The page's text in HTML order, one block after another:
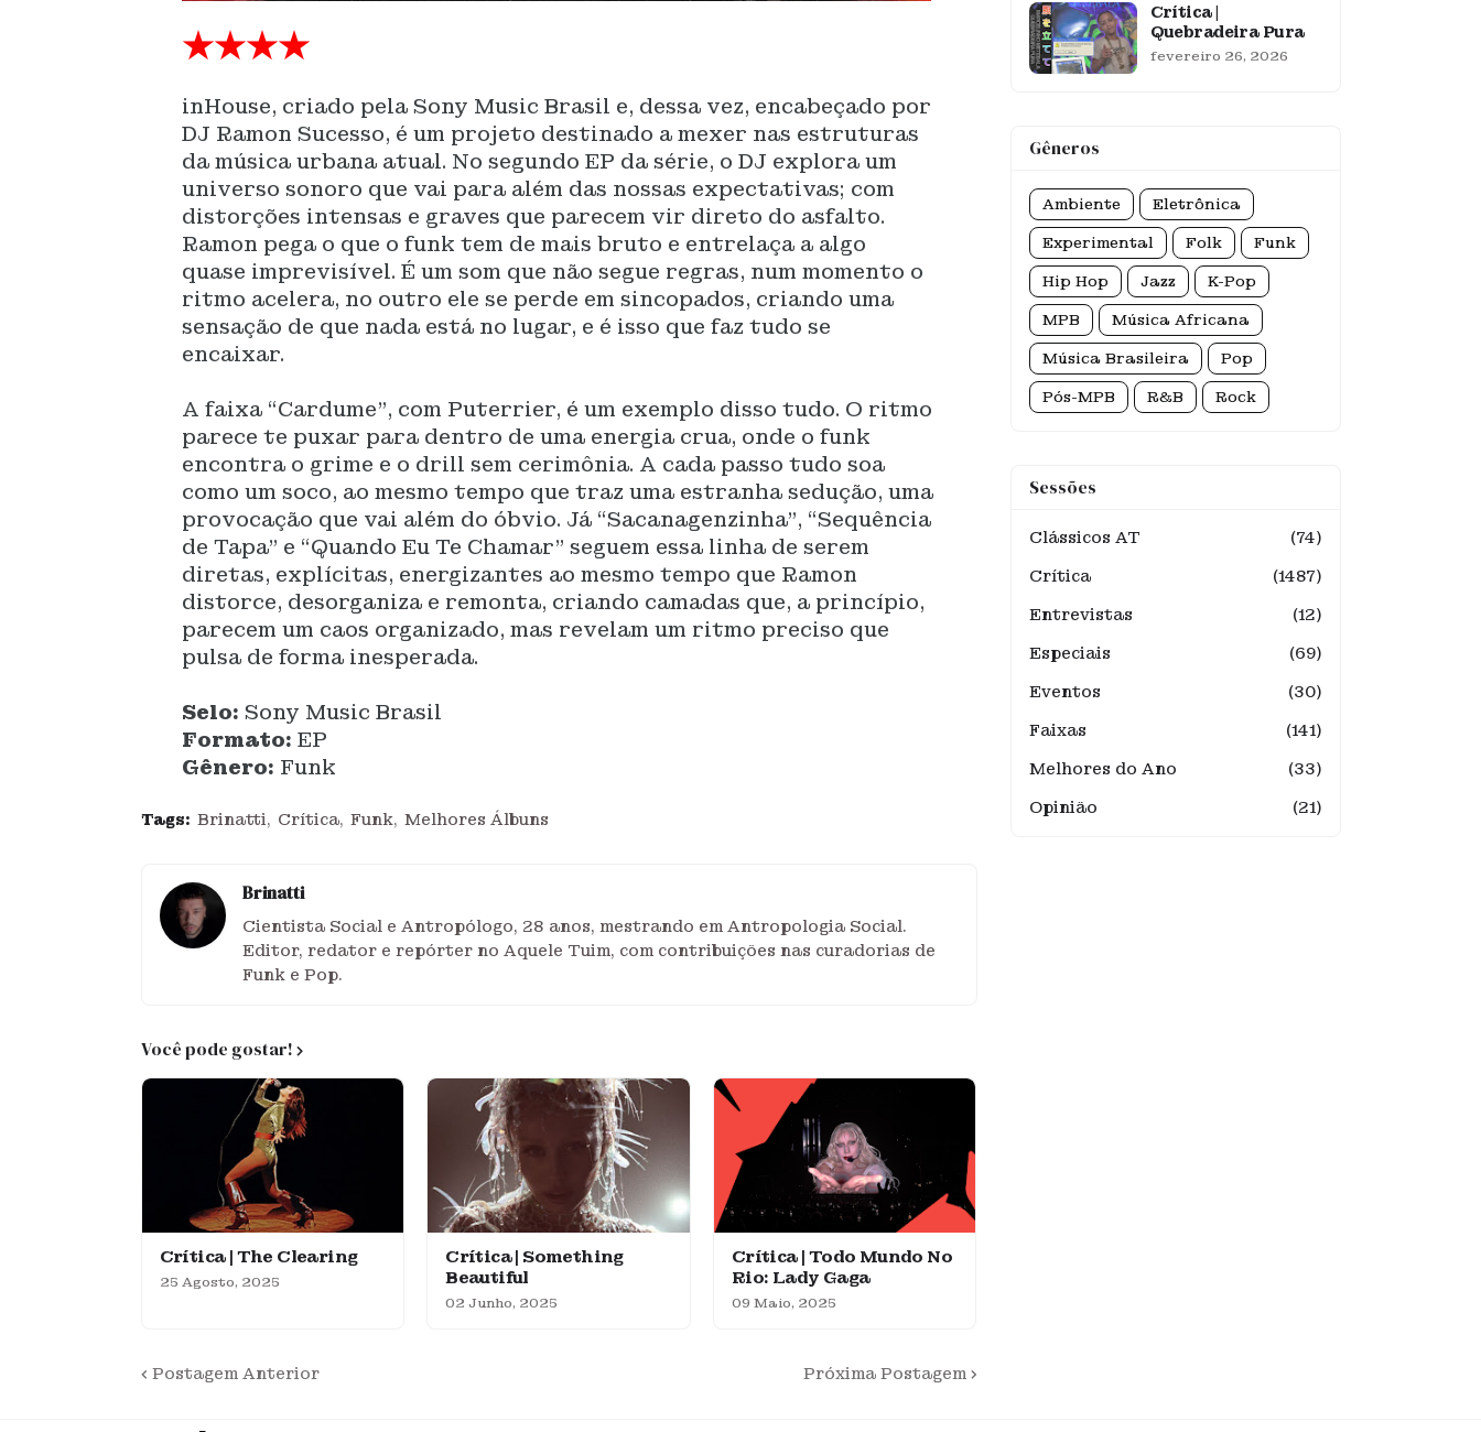
★★★★
inHouse, criado pela Sony Music Brasil e, dessa vez, encabeçado por
DJ Ramon Sucesso, é um projeto destinado a mexer nas estruturas
da música urbana atual. No segundo EP da série, o DJ explora um
universo sonoro que vai para além das nossas expectativas; com
distorções intensas e graves que parecem vir direto do asfalto.
Ramon pega o que o funk tem de mais bruto e entrelaça a algo
quase imprevisível. É um som que não segue regras, num momento o
ritmo acelera, no outro ele se perde em sincopados, criando uma
sensação de que nada está no lugar, e é isso que faz tudo se
encaixar.
A faixa “Cardume”, com Puterrier, é um exemplo disso tudo. O ritmo
parece te puxar para dentro de uma energia crua, onde o funk
encontra o grime e o drill sem cerimônia. A cada passo tudo soa
como um soco, ao mesmo tempo que traz uma estranha sedução, uma
provocação que vai além do óbvio. Já “Sacanagenzinha”, “Sequência
de Tapa” e “Quando Eu Te Chamar” seguem essa linha de serem
diretas, explícitas, energizantes ao mesmo tempo que Ramon
distorce, desorganiza e remonta, criando camadas que, a princípio,
parecem um caos organizado, mas revelam um ritmo preciso que
pulsa de forma inesperada.
Selo:Sony Music Brasil
Formato:EP
Gênero: Funk
Tags: Brinatti Crítica Funk Melhores Álbuns
Brinatti
Cientista Social e Antropólogo, 28 anos, mestrando em Antropologia Social.
Editor, redator e repórter no Aquele Tuim, com contribuições nas curadorias de
Funk e Pop.
Você pode gostar!
Crítica | The Clearing
25 Agosto, 2025
Crítica | Something
Beautiful
02 Junho, 2025
Crítica | Todo Mundo No
Rio: Lady Gaga
09 Maio, 2025
Postagem Anterior Próxima Postagem
Crítica |
Quebradeira Pura
fevereiro 26, 2026
Gêneros
Ambiente Eletrônica
Experimental Folk Funk
Hip Hop Jazz K-Pop
MPB Música Africana
Música Brasileira Pop
Pós-MPB R&B Rock
Sessões
Clássicos AT
(74)
Crítica
(1487)
Entrevistas
(12)
Especiais
(69)
Eventos
(30)
Faixas
(141)
Melhores do Ano
(33)
Opinião
(21)